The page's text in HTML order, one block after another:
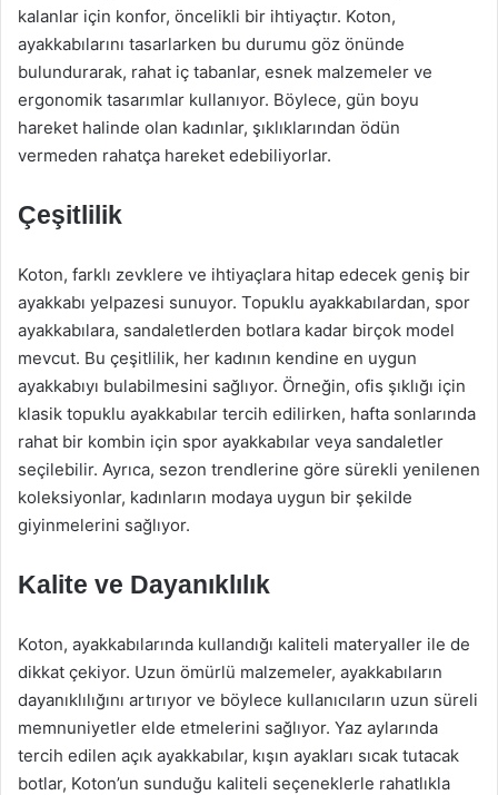
kalanlar için konfor, öncelikli bir ihtiyaçtır. Koton,
ayakkabılarını tasarlarken bu durumu göz önünde
bulundurarak, rahat iç tabanlar, esnek malzemeler ve
ergonomik tasarımlar kullanıyor. Böylece, gün boyu
hareket halinde olan kadınlar, şıklıklarından ödün
vermeden rahatça hareket edebiliyorlar.
Çeşitlilik
Koton, farklı zevklere ve ihtiyaçlara hitap edecek geniş bir
ayakkabı yelpazesi sunuyor. Topuklu ayakkabılardan, spor
ayakkabılara, sandaletlerden botlara kadar birçok model
mevcut. Bu çeşitlilik, her kadının kendine en uygun
ayakkabıyı bulabilmesini sağlıyor. Örneğin, ofis şıklığı için
klasik topuklu ayakkabılar tercih edilirken, hafta sonlarında
rahat bir kombin için spor ayakkabılar veya sandaletler
seçilebilir. Ayrıca, sezon trendlerine göre sürekli yenilenen
koleksiyonlar, kadınların modaya uygun bir şekilde
giyinmelerini sağlıyor.
Kalite ve Dayanıklılık
Koton, ayakkabılarında kullandığı kaliteli materyaller ile de
dikkat çekiyor. Uzun ömürlü malzemeler, ayakkabıların
dayanıklılığını artırıyor ve böylece kullanıcıların uzun süreli
memnuniyetler elde etmelerini sağlıyor. Yaz aylarında
tercih edilen açık ayakkabılar, kışın ayakları sıcak tutacak
botlar, Koton’un sunduğu kaliteli seçeneklerle rahatlıkla